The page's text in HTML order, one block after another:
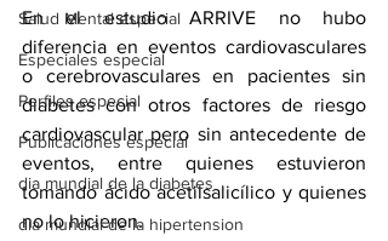
Salud Mental especial
Especiales especial
Perfiles especial
Publicaciones especial
dia mundial de la diabetes
dia mundial de la hipertension
En el estudio ARRIVE no hubo
diferencia en eventos cardiovasculares
o cerebrovasculares en pacientes sin
diabetes con otros factores de riesgo
cardiovascular pero sin antecedente de
eventos, entre quienes estuvieron
tomando ácido acetilsalicílico y quienes
no lo hicieron.